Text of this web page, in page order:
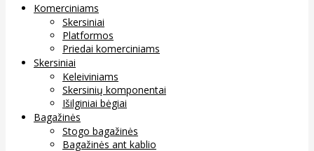
Komerciniams
Skersiniai
Platformos
Priedai komerciniams
Skersiniai
Keleiviniams
Skersinių komponentai
Išilginiai bėgiai
Bagažinės
Stogo bagažinės
Bagažinės ant kablio